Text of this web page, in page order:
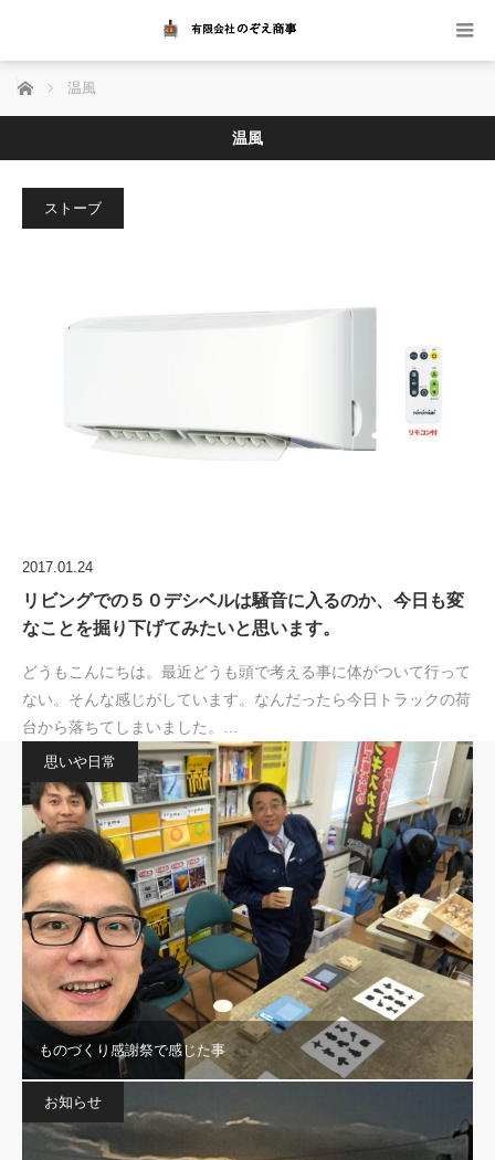
ホーム 温風
温風
ストーブ
2017.01.24
リビングでの５０デシベルは騒音に入るのか、今日も変
なことを掘り下げてみたいと思います。
どうもこんにちは。最近どうも頭で考える事に体がついて行って
ない。そんな感じがしています。なんだったら今日トラックの荷
台から落ちてしまいました。…
思いや日常
ものづくり感謝祭で感じた事
お知らせ